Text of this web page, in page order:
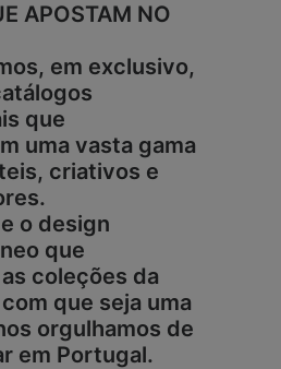
APOSTAM NO
em exclusivo,
que
uma vasta gama
criativos e
o design
que
coleções da
que seja uma
orgulhamos de
em Portugal.